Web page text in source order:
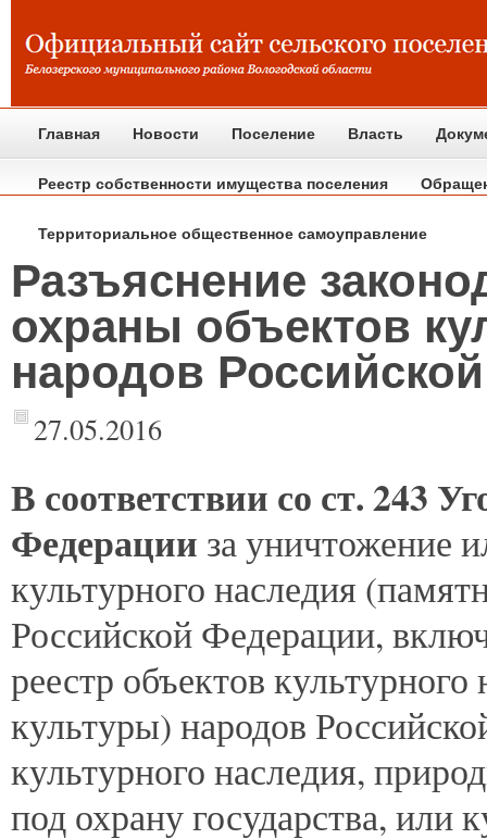
Главная Новости Поселение Власть
Реестр собственности имущества поселения
Территориальное общественное самоуправление
Разъяснение
охраны объектов
народов
27.05.2016
В соответствии со ст. 243
Федерации за уничтожение
культурного наследия
Российской Федерации,
реестр объектов
культуры) народов
культурного наследия,
под охрану государства, или